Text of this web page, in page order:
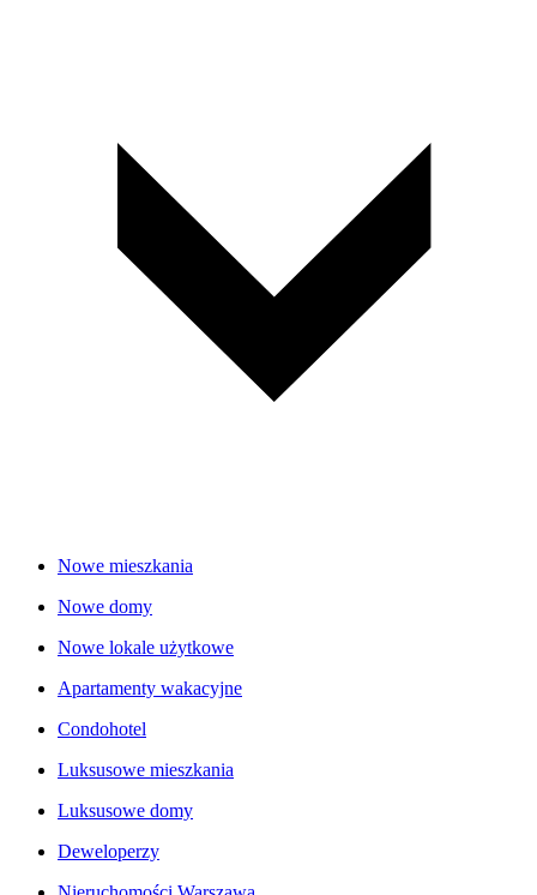
Nowe mieszkania
Nowe domy
Nowe lokale użytkowe
Apartamenty wakacyjne
Condohotel
Luksusowe mieszkania
Luksusowe domy
Deweloperzy